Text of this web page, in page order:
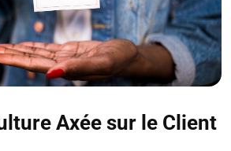
Axée sur le Client